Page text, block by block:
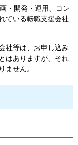
・開発・運用、コン
ている転職支援会社
社等は、お申し込み
はありますが、それ
ません。